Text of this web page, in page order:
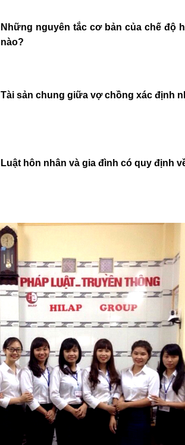
Những nguyên tắc cơ bản của chế
nào?
Tài sản chung giữa vợ chồng xác định
Luật hôn nhân và gia đình có quy định